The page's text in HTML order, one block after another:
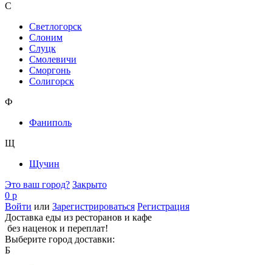
С
Светлогорск
Слоним
Слуцк
Смолевичи
Сморгонь
Солигорск
Ф
Фаниполь
Щ
Щучин
Это ваш город? Закрыто
0 р
Войти или Зарегистрироваться Регистрация
Доставка еды из ресторанов и кафе
без наценок и переплат!
Выберите город доставки:
Б